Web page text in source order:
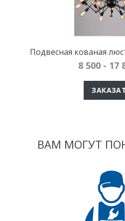
Подвесная кованая
8 500 - 17
ВАМ МОГУТ